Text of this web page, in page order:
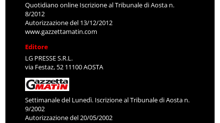
Quotidiano online Iscrizione al Tribunale di Aosta n.
8/2012
Autorizzazione del 13/12/2012
www.gazzettamatin.com
Editore
LG PRESSE S.R.L.
via Festaz, 52 11100 AOSTA
Settimanale del Lunedì. Iscrizione al Tribunale di Aosta n.
9/2002
Autorizzazione del 20/05/2002